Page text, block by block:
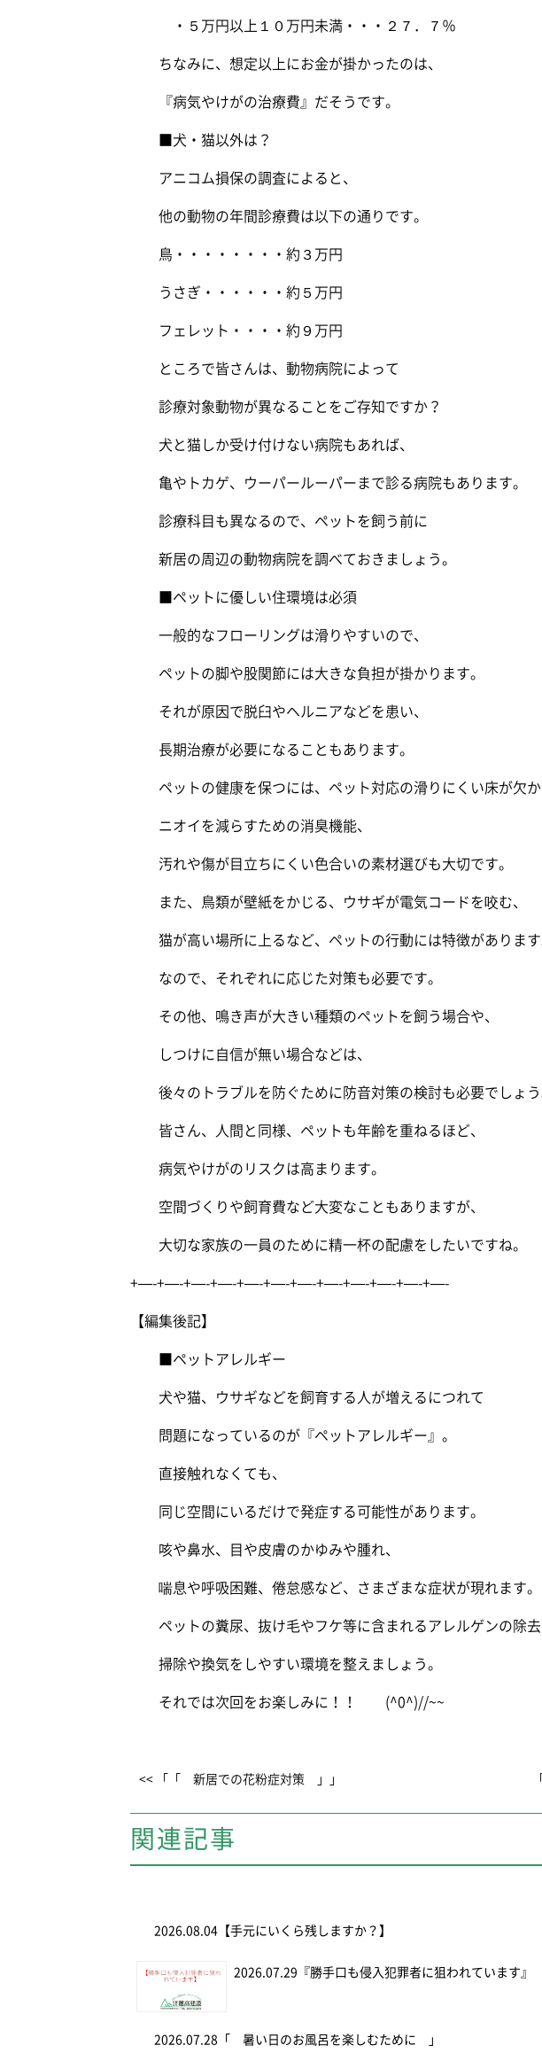
・５万円以上１０万円未満・・・２７．７％
ちなみに、想定以上にお金が掛かったのは、
『病気やけがの治療費』だそうです。
■犬・猫以外は？
アニコム損保の調査によると、
他の動物の年間診療費は以下の通りです。
鳥・・・・・・・・約３万円
うさぎ・・・・・・約５万円
フェレット・・・・約９万円
ところで皆さんは、動物病院によって
診療対象動物が異なることをご存知ですか？
犬と猫しか受け付けない病院もあれば、
亀やトカゲ、ウーパールーパーまで診る病院もあります。
診療科目も異なるので、ペットを飼う前に
新居の周辺の動物病院を調べておきましょう。
■ペットに優しい住環境は必須
一般的なフローリングは滑りやすいので、
ペットの脚や股関節には大きな負担が掛かります。
それが原因で脱臼やヘルニアなどを患い、
長期治療が必要になることもあります。
ペットの健康を保つには、ペット対応の滑りにくい床が欠か
ニオイを減らすための消臭機能、
汚れや傷が目立ちにくい色合いの素材選びも大切です。
また、鳥類が壁紙をかじる、ウサギが電気コードを咬む、
猫が高い場所に上るなど、ペットの行動には特徴があります
なので、それぞれに応じた対策も必要です。
その他、鳴き声が大きい種類のペットを飼う場合や、
しつけに自信が無い場合などは、
後々のトラブルを防ぐために防音対策の検討も必要でしょう
皆さん、人間と同様、ペットも年齢を重ねるほど、
病気やけがのリスクは高まります。
空間づくりや飼育費など大変なこともありますが、
大切な家族の一員のために精一杯の配慮をしたいですね。
+—-+—-+—-+—-+—-+—-+—-+—-+—-+—-+—-+—-
【編集後記】
■ペットアレルギー
犬や猫、ウサギなどを飼育する人が増えるにつれて
問題になっているのが『ペットアレルギー』。
直接触れなくても、
同じ空間にいるだけで発症する可能性があります。
咳や鼻水、目や皮膚のかゆみや腫れ、
喘息や呼吸困難、倦怠感など、さまざまな症状が現れます。
ペットの糞尿、抜け毛やフケ等に含まれるアレルゲンの除去
掃除や換気をしやすい環境を整えましょう。
それでは次回をお楽しみに！！ (^0^)//~~
<< 「「 新居での花粉症対策 」」
関連記事
2026.08.04 【手元にいくら残しますか？】
2026.07.29 『勝手口も侵入犯罪者に狙われています』
2026.07.28 「 暑い日のお風呂を楽しむために 」